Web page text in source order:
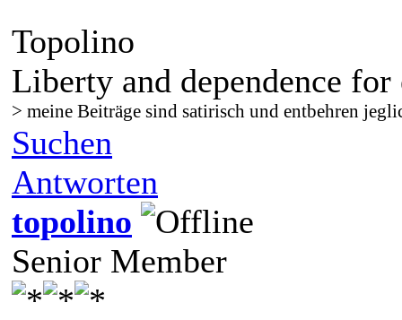
Topolino
Liberty and dependence for
> meine Beiträge sind satirisch und entbehren
Suchen
Antworten
topolino
Senior Member